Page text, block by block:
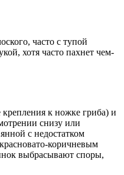
часто с тупой
хотя часто пахнет чем-
к ножке гриба) и
снизу или
с недостатком
коричневым
выбрасывают споры,